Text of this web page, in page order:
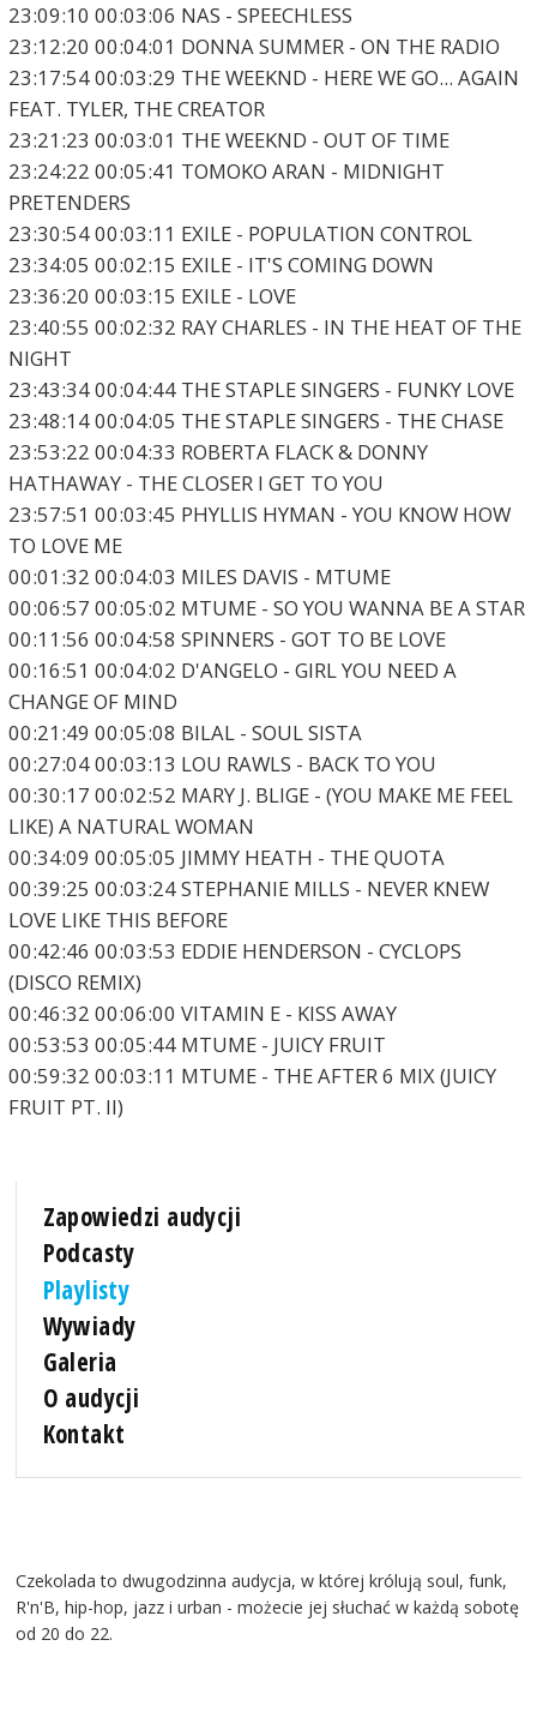
23:09:10 00:03:06 NAS - SPEECHLESS
23:12:20 00:04:01 DONNA SUMMER - ON THE RADIO
23:17:54 00:03:29 THE WEEKND - HERE WE GO... AGAIN
FEAT. TYLER, THE CREATOR
23:21:23 00:03:01 THE WEEKND - OUT OF TIME
23:24:22 00:05:41 TOMOKO ARAN - MIDNIGHT
PRETENDERS
23:30:54 00:03:11 EXILE - POPULATION CONTROL
23:34:05 00:02:15 EXILE - IT'S COMING DOWN
23:36:20 00:03:15 EXILE - LOVE
23:40:55 00:02:32 RAY CHARLES - IN THE HEAT OF THE
NIGHT
23:43:34 00:04:44 THE STAPLE SINGERS - FUNKY LOVE
23:48:14 00:04:05 THE STAPLE SINGERS - THE CHASE
23:53:22 00:04:33 ROBERTA FLACK & DONNY
HATHAWAY - THE CLOSER I GET TO YOU
23:57:51 00:03:45 PHYLLIS HYMAN - YOU KNOW HOW
TO LOVE ME
00:01:32 00:04:03 MILES DAVIS - MTUME
00:06:57 00:05:02 MTUME - SO YOU WANNA BE A STAR
00:11:56 00:04:58 SPINNERS - GOT TO BE LOVE
00:16:51 00:04:02 D'ANGELO - GIRL YOU NEED A
CHANGE OF MIND
00:21:49 00:05:08 BILAL - SOUL SISTA
00:27:04 00:03:13 LOU RAWLS - BACK TO YOU
00:30:17 00:02:52 MARY J. BLIGE - (YOU MAKE ME FEEL
LIKE) A NATURAL WOMAN
00:34:09 00:05:05 JIMMY HEATH - THE QUOTA
00:39:25 00:03:24 STEPHANIE MILLS - NEVER KNEW
LOVE LIKE THIS BEFORE
00:42:46 00:03:53 EDDIE HENDERSON - CYCLOPS
(DISCO REMIX)
00:46:32 00:06:00 VITAMIN E - KISS AWAY
00:53:53 00:05:44 MTUME - JUICY FRUIT
00:59:32 00:03:11 MTUME - THE AFTER 6 MIX (JUICY
FRUIT PT. II)
Zapowiedzi audycji
Podcasty
Playlisty
Wywiady
Galeria
O audycji
Kontakt
Czekolada to dwugodzinna audycja, w której królują soul, funk,
R'n'B, hip-hop, jazz i urban - możecie jej słuchać w każdą sobotę
od 20 do 22.